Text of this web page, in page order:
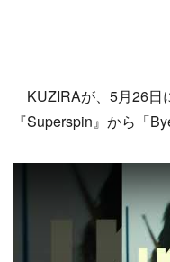
KUZIRAが、5月26日
『Superspin』から「